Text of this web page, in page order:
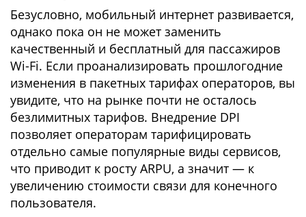
Безусловно, мобильный интернет развивается,
однако пока он не может заменить
качественный и бесплатный для пассажиров
Wi-Fi. Если проанализировать прошлогодние
изменения в пакетных тарифах операторов, вы
увидите, что на рынке почти не осталось
безлимитных тарифов. Внедрение DPI
позволяет операторам тарифицировать
отдельно самые популярные виды сервисов,
что приводит к росту ARPU, а значит — к
увеличению стоимости связи для конечного
пользователя.